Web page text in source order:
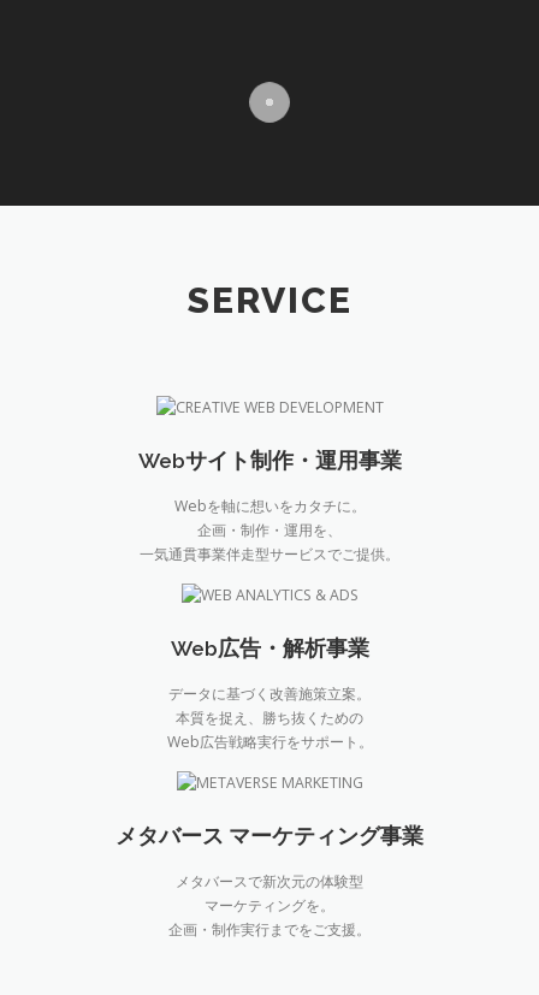
ッ
SERVICE
Webサイト制作・運用事業
Webを軸に想いをカタチに。
企画・制作・運用を、
一気通貫事業伴走型サービスでご提供。
Web広告・解析事業
データに基づく改善施策立案。
本質を捉え、勝ち抜くための
Web広告戦略実行をサポート。
メタバース マーケティング事業
メタバースで新次元の体験型
マーケティングを。
企画・制作実行までをご支援。